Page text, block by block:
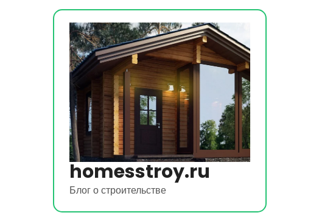
homesstroy.ru
Блог о строительстве